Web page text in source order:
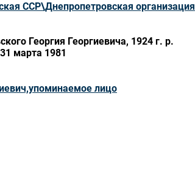
ССР\Днепропетровская организация
Георгия Георгиевича, 1924 г. р.
марта 1981
лицо